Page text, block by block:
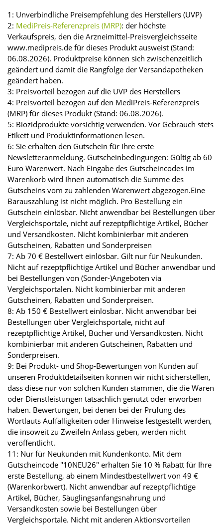
1: Unverbindliche Preisempfehlung des Herstellers (UVP)
2: MediPreis-Referenzpreis (MRP): der höchste
Verkaufspreis, den die Arzneimittel-Preisvergleichsseite
www.medipreis.de für dieses Produkt ausweist (Stand:
06.08.2026). Produktpreise können sich zwischenzeitlich
geändert und damit die Rangfolge der Versandapotheken
geändert haben.
3: Preisvorteil bezogen auf die UVP des Herstellers
4: Preisvorteil bezogen auf den MediPreis-Referenzpreis
(MRP) für dieses Produkt (Stand: 06.08.2026).
5: Biozidprodukte vorsichtig verwenden. Vor Gebrauch stets
Etikett und Produktinformationen lesen.
6: Sie erhalten den Gutschein für Ihre erste
Newsletteranmeldung. Gutscheinbedingungen: Gültig ab 60
Euro Warenwert. Nach Eingabe des Gutscheincodes im
Warenkorb wird Ihnen automatisch die Summe des
Gutscheins vom zu zahlenden Warenwert abgezogen.Eine
Barauszahlung ist nicht möglich. Pro Bestellung ein
Gutschein einlösbar. Nicht anwendbar bei Bestellungen über
Vergleichsportale, nicht auf rezeptpflichtige Artikel, Bücher
und Versandkosten. Nicht kombinierbar mit anderen
Gutscheinen, Rabatten und Sonderpreisen
7: Ab 70 € Bestellwert einlösbar. Gilt nur für Neukunden.
Nicht auf rezeptpflichtige Artikel und Bücher anwendbar und
bei Bestellungen von (Sonder-)Angeboten via
Vergleichsportalen. Nicht kombinierbar mit anderen
Gutscheinen, Rabatten und Sonderpreisen.
8: Ab 150 € Bestellwert einlösbar. Nicht anwendbar bei
Bestellungen über Vergleichsportale, nicht auf
rezeptpflichtige Artikel, Bücher und Versandkosten. Nicht
kombinierbar mit anderen Gutscheinen, Rabatten und
Sonderpreisen.
9: Bei Produkt- und Shop-Bewertungen von Kunden auf
unseren Produktdetailseiten können wir nicht sicherstellen,
dass diese nur von solchen Kunden stammen, die die Waren
oder Dienstleistungen tatsächlich genutzt oder erworben
haben. Bewertungen, bei denen bei der Prüfung des
Wortlauts Auffälligkeiten oder Hinweise festgestellt werden,
die insoweit zu Zweifeln Anlass geben, werden nicht
veröffentlicht.
11: Nur für Neukunden mit Kundenkonto. Mit dem
Gutscheincode "10NEU26" erhalten Sie 10 % Rabatt für Ihre
erste Bestellung, ab einem Mindestbestellwert von 49 €
(Warenkorbwert). Nicht anwendbar auf rezeptpflichtige
Artikel, Bücher, Säuglingsanfangsnahrung und
Versandkosten sowie bei Bestellungen über
Vergleichsportale. Nicht mit anderen Aktionsvorteilen